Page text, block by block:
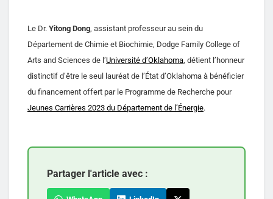
Le Dr. Yitong Dong, assistant professeur au sein du
Département de Chimie et Biochimie, Dodge Family College of
Arts and Sciences de l’Université d’Oklahoma, détient l’honneur
distinctif d’être le seul lauréat de l’État d’Oklahoma à bénéficier
du financement offert par le Programme de Recherche pour
Jeunes Carrières 2023 du Département de l’Énergie.
Partager l'article avec :